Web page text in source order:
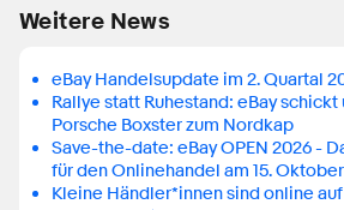
Weitere News
eBay Handelsupdate im 2. Quartal
Rallye statt Ruhestand: eBay
Porsche Boxster zum Nordkap
Save-the-date: eBay OPEN 2026 -
für den Onlinehandel am 15.
Kleine Händler*innen sind online